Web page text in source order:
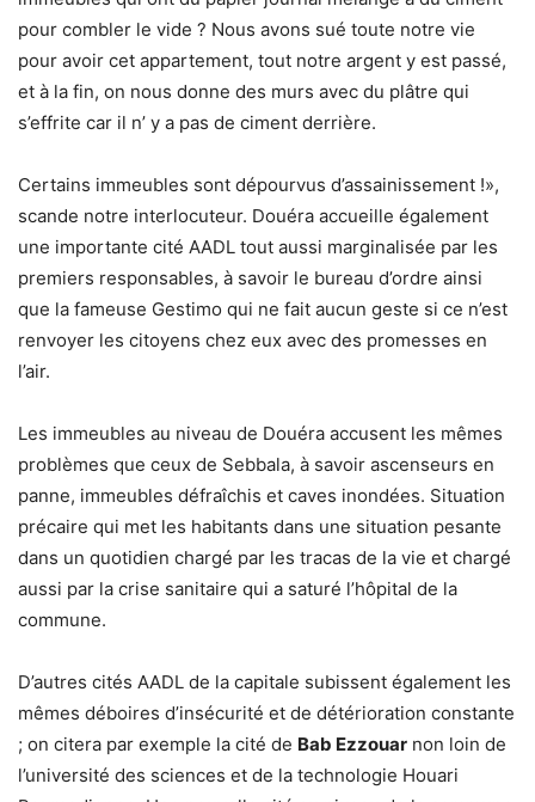
pour combler le vide ? Nous avons sué toute notre vie
pour avoir cet appartement, tout notre argent y est passé,
et à la fin, on nous donne des murs avec du plâtre qui
s’effrite car il n’ y a pas de ciment derrière.
Certains immeubles sont dépourvus d’assainissement !»,
scande notre interlocuteur. Douéra accueille également
une importante cité AADL tout aussi marginalisée par les
premiers responsables, à savoir le bureau d’ordre ainsi
que la fameuse Gestimo qui ne fait aucun geste si ce n’est
renvoyer les citoyens chez eux avec des promesses en
l’air.
Les immeubles au niveau de Douéra accusent les mêmes
problèmes que ceux de Sebbala, à savoir ascenseurs en
panne, immeubles défraîchis et caves inondées. Situation
précaire qui met les habitants dans une situation pesante
dans un quotidien chargé par les tracas de la vie et chargé
aussi par la crise sanitaire qui a saturé l’hôpital de la
commune.
D’autres cités AADL de la capitale subissent également les
mêmes déboires d’insécurité et de détérioration constante
; on citera par exemple la cité de Bab Ezzouar non loin de
l’université des sciences et de la technologie Houari